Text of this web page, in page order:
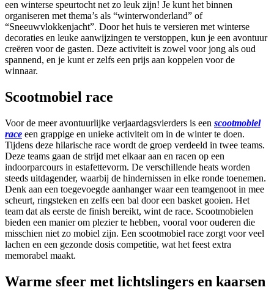
een winterse speurtocht net zo leuk zijn! Je kunt het binnen
organiseren met thema’s als “winterwonderland” of
“Sneeuwvlokkenjacht”. Door het huis te versieren met winterse
decoraties en leuke aanwijzingen te verstoppen, kun je een avontuur
creëren voor de gasten. Deze activiteit is zowel voor jong als oud
spannend, en je kunt er zelfs een prijs aan koppelen voor de
winnaar.
Scootmobiel race
Voor de meer avontuurlijke verjaardagsvierders is een scootmobiel
race een grappige en unieke activiteit om in de winter te doen.
Tijdens deze hilarische race wordt de groep verdeeld in twee teams.
Deze teams gaan de strijd met elkaar aan en racen op een
indoorparcours in estafettevorm. De verschillende heats worden
steeds uitdagender, waarbij de hindernissen in elke ronde toenemen.
Denk aan een toegevoegde aanhanger waar een teamgenoot in mee
scheurt, ringsteken en zelfs een bal door een basket gooien. Het
team dat als eerste de finish bereikt, wint de race. Scootmobielen
bieden een manier om plezier te hebben, vooral voor ouderen die
misschien niet zo mobiel zijn. Een scootmobiel race zorgt voor veel
lachen en een gezonde dosis competitie, wat het feest extra
memorabel maakt.
Warme sfeer met lichtslingers en kaarsen